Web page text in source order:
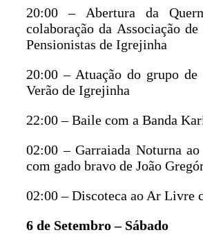
20:00 – Abertura da
colaboração da Associação
Pensionistas de Igrejinha
20:00 – Atuação do grupo de
Verão de Igrejinha
22:00 – Baile com a Banda
02:00 – Garraiada Noturna
com gado bravo de João
02:00 – Discoteca ao Ar Livre
6 de Setembro – Sábado